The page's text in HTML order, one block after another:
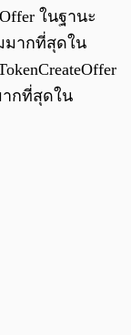
ในฐานะ
มากที่สุดใน
ากที่สุดใน